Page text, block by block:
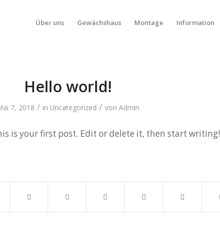
Über uns Gewächshaus Montage Information
Hello world!
7, 2018 / in Uncategorized / von Admin
is your first post. Edit or delete it, then start writing!